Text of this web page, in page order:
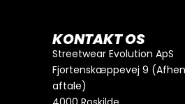
GÅ TIL BETALING
KONTAKT OS
Streetwear Evolution ApS
Fjortenskæppevej 9
aftale)